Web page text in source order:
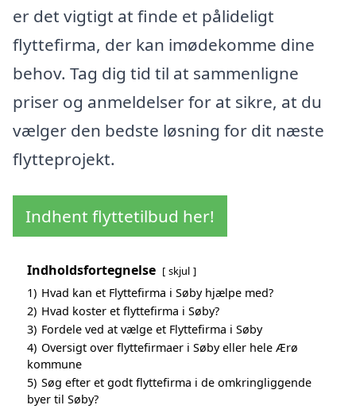
er det vigtigt at finde et pålideligt
flyttefirma, der kan imødekomme dine
behov. Tag dig tid til at sammenligne
priser og anmeldelser for at sikre, at du
vælger den bedste løsning for dit næste
flytteprojekt.
Indhent flyttetilbud her!
Indholdsfortegnelse skjul
1) Hvad kan et Flyttefirma i Søby hjælpe med?
2) Hvad koster et flyttefirma i Søby?
3) Fordele ved at vælge et Flyttefirma i Søby
4) Oversigt over flyttefirmaer i Søby eller hele Ærø
kommune
5) Søg efter et godt flyttefirma i de omkringliggende
byer til Søby?